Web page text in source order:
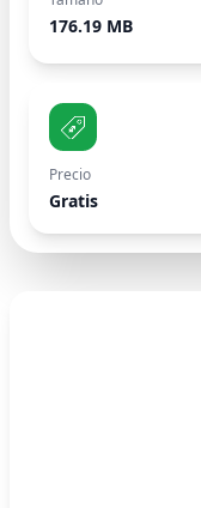
176.19 MB
Precio
Gratis